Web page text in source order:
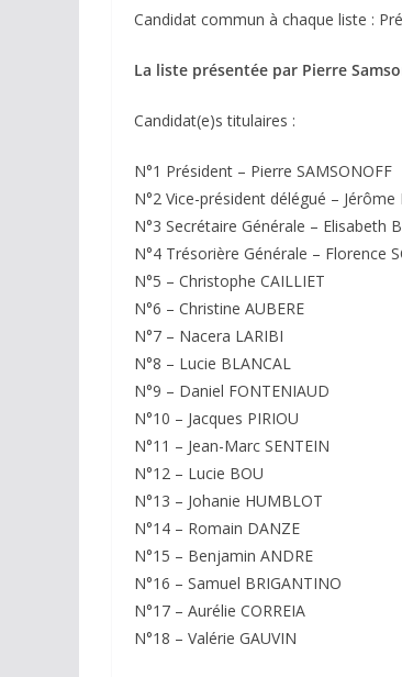
Candidat commun à chaque liste :
La liste présentée par Pierre
Candidat(e)s titulaires :
N°1 Président – Pierre SAMSONOFF
N°2 Vice-président délégué – Jérôme
N°3 Secrétaire Générale – Elisabeth
N°4 Trésorière Générale – Florence
N°5 – Christophe CAILLIET
N°6 – Christine AUBERE
N°7 – Nacera LARIBI
N°8 – Lucie BLANCAL
N°9 – Daniel FONTENIAUD
N°10 – Jacques PIRIOU
N°11 – Jean-Marc SENTEIN
N°12 – Lucie BOU
N°13 – Johanie HUMBLOT
N°14 – Romain DANZE
N°15 – Benjamin ANDRE
N°16 – Samuel BRIGANTINO
N°17 – Aurélie CORREIA
N°18 – Valérie GAUVIN